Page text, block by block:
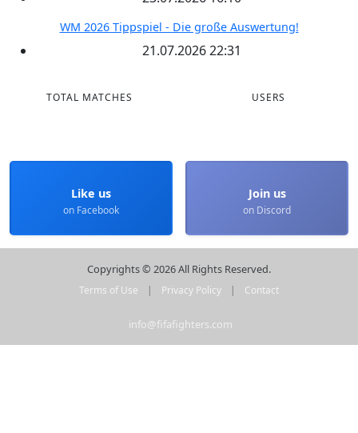
WM 2026 Tippspiel - Die große Auswertung!
21.07.2026 22:31
TOTAL MATCHES USERS
Like us
on Facebook
Join us
on Discord
Copyrights © 2026 All Rights Reserved.
Terms of Use | Privacy Policy | Contact
info@fifafighters.com